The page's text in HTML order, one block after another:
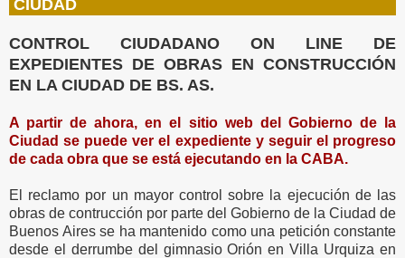
CIUDAD
CONTROL CIUDADANO ON LINE DE
EXPEDIENTES DE OBRAS EN CONSTRUCCIÓN
EN LA CIUDAD DE BS. AS.
A partir de ahora, en el sitio web del Gobierno de la
Ciudad se puede ver el expediente y seguir el progreso
de cada obra que se está ejecutando en la CABA.
El reclamo por un mayor control sobre la ejecución de las
obras de contrucción por parte del Gobierno de la Ciudad de
Buenos Aires se ha mantenido como una petición constante
desde el derrumbe del gimnasio Orión en Villa Urquiza en